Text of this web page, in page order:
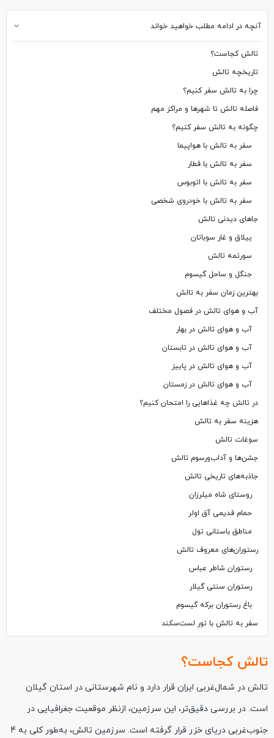
آنچه در ادامه مطلب خواهید خواند
تالش کجاست؟
تاریخچه تالش
چرا به تالش سفر کنیم؟
فاصله تالش تا شهرها و مراکز مهم
چگونه به تالش سفر کنیم؟
سفر به تالش با هواپیما
سفر به تالش با قطار
سفر به تالش با اتوبوس
سفر به تالش با خودروی شخصی
جاهای دیدنی تالش
ییلاق و غار سوباتان
سورتمه تالش
جنگل و ساحل گیسوم
بهترین زمان سفر به تالش
آب و هوای تالش در فصول مختلف
آب و هوای تالش در بهار
آب و هوای تالش در تابستان
آب و هوای تالش در پاییز
آب و هوای تالش در زمستان
در تالش چه غذاهایی را امتحان کنیم؟
هزینه سفر به تالش
سوغات تالش
جشن‌ها و آداب‌ورسوم تالش
جاذبه‌های تاریخی تالش
روستای شاه میلرزان
حمام قدیمی آق اولر
مناطق باستانی تول
رستوران‌های معروف تالش
رستوران شاطر عباس
رستوران سنتی گیلار
باغ رستوران برکه گیسوم
سفر به تالش با تور لست‌سکند
تالش کجاست؟
تالش در شمال‌غربی ایران قرار دارد و نام شهرستانی در استان گیلان
است. در بررسی دقیق‌تر، این سرزمین، ازنظر موقعیت جغرافیایی در
جنوب‌غربی دریای خزر قرار گرفته است. سرزمین تالش، به‌طور کلی به 4